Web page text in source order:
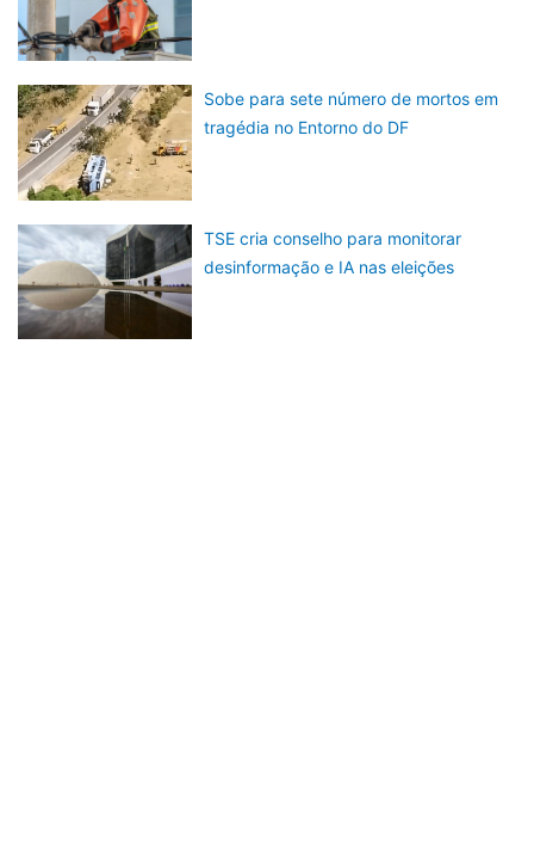
Sobe para sete número de mortos em
tragédia no Entorno do DF
TSE cria conselho para monitorar
desinformação e IA nas eleições